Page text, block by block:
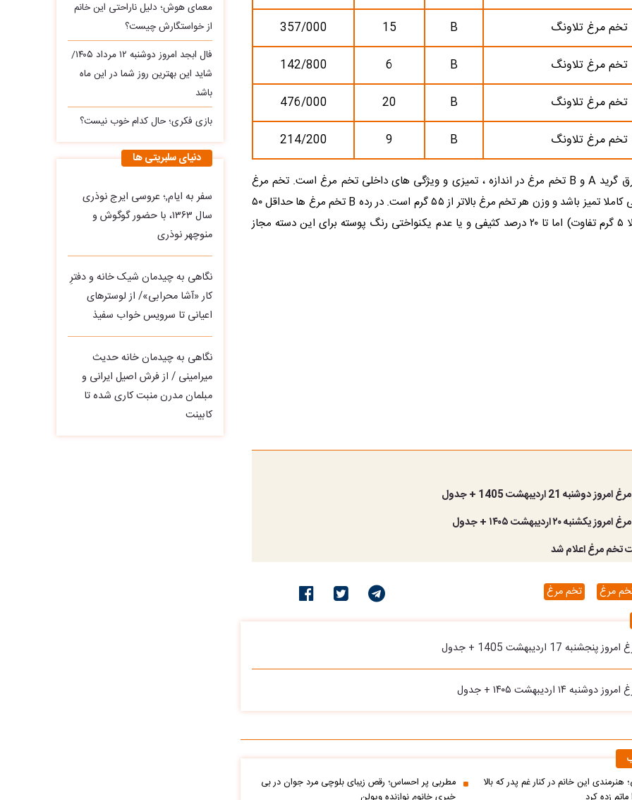
تخم مرغ تلاونگ
B
15
357/000
تخم مرغ تلاونگ
B
6
142/800
تخم مرغ تلاونگ
B
20
476/000
تخم مرغ تلاونگ
B
9
214/200
نکته: در واقع فرق گرید A و B تخم مرغ در اندازه ، تمیزی و ویژگی های داخلی تخم مرغ است. تخم مرغ
گرید A ، بایستی کاملا تمیز باشد و وزن هر تخم مرغ بالاتر از ۵۵ گرم است. در رده B تخم مرغ ها حداقل ۵۰
گرم هستند ( کلا ۵ گرم تفاوت) اما تا ۲۰ درصد کثیفی و یا عدم یکنواختی رنگ پوسته برای این دسته مجاز
21 اردیبهشت 1405 + جدول
۲۰ اردیبهشت ۱۴۰۵ + جدول
تخم مرغ اعلام شد
مرغ تخم مرغ
17 اردیبهشت 1405 + جدول
۱۴ اردیبهشت ۱۴۰۵ + جدول
هنرمندی این خانم در کنار غم پدر که بالا
مطربی پر احساس؛ رقص زیبای بلوچی مرد جوان در بی
معمای هوش؛ دلیل ناراحتی این خانم
از خواستگارش چیست؟
فال ابجد امروز دوشنبه ۱۲ مرداد ۱۴۰۵/
شاید این بهترین روز شما در این ماه
باشد
بازی فکری؛ حال کدام خوب نیست؟
دنیای سلبریتی ها
سفر به ایام,؛ عروسی ایرج نوذری
سال ۱۳۶۳، با حضور گوگوش و
منوچهر نوذری
نگاهی به چیدمان شیک خانه و دفترِ
کار «آشا محرابی»/ از لوسترهای
اعیانی تا سرویس خواب سفیذ
نگاهی به چیدمان خانه حدیث
میرامینی / از فرش اصیل ایرانی و
مبلمان مدرن منبت‌ کاری‌ شده تا
کابینت